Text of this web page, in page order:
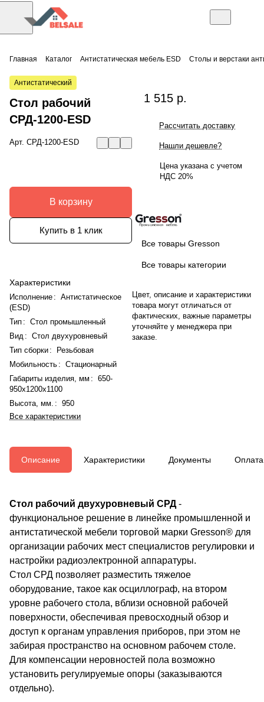
Главная Каталог Антистатическая мебель ESD Столы и верстаки
Антистатический
Стол рабочий
СРД-1200-ESD
Арт. СРД-1200-ESD
В корзину
Купить в 1 клик
Характеристики
Исполнение : Антистатическое
(ESD)
Тип : Стол промышленный
Вид : Стол двухуровневый
Тип сборки:
Резьбовая
Мобильность : Стационарный
Габариты изделия, мм : 650-
950x1200x1100
Высота, мм. : 950
Все характеристики
1 515 р.
Рассчитать доставку
Нашли дешевле?
Цена указана с учетом
НДС 20%
Все товары Gresson
Все товары категории
Цвет, описание и характеристики
товара могут отличаться от
фактических, важные параметры
уточняйте у менеджера при
заказе.
Описание Характеристики Документы Оплата
Стол рабочий двухуровневый СРД-
функциональное решение в линейке промышленной и
антистатической мебели торговой марки Gresson®️ для
организации рабочих мест специалистов регулировки и
настройки радиоэлектронной аппаратуры.
Стол СРД позволяет разместить тяжелое
оборудование, такое как осциллограф, на втором
уровне рабочего стола, вблизи основной рабочей
поверхности, обеспечивая превосходный обзор и
доступ к органам управления приборов, при этом не
забирая пространство на основном рабочем столе.
Для компенсации неровностей пола возможно
установить регулируемые опоры (заказываются
отдельно).